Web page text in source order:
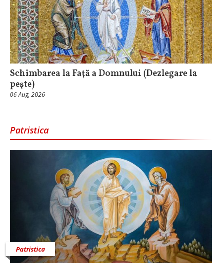
Schimbarea la Faţă a Domnului (Dezlegare la
peşte)
06 Aug, 2026
Patristica
Patristica